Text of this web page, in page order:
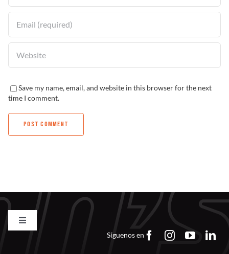
Save my name, email, and website in this browser for the next
time I comment.
Toggle
Síguenos en